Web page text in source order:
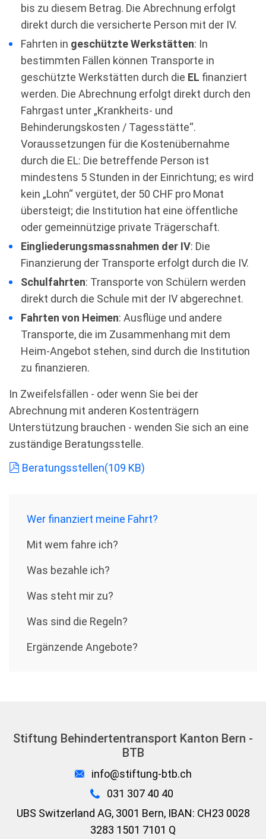
bis zu diesem Betrag. Die Abrechnung erfolgt
direkt durch die versicherte Person mit der IV.
Fahrten in geschützte Werkstätten: In
bestimmten Fällen können Transporte in
geschützte Werkstätten durch die EL finanziert
werden. Die Abrechnung erfolgt direkt durch den
Fahrgast unter „Krankheits- und
Behinderungskosten / Tagesstätte“.
Voraussetzungen für die Kostenübernahme
durch die EL: Die betreffende Person ist
mindestens 5 Stunden in der Einrichtung; es wird
kein „Lohn“ vergütet, der 50 CHF pro Monat
übersteigt; die Institution hat eine öffentliche
oder gemeinnützige private Trägerschaft.
Eingliederungsmassnahmen der IV: Die
Finanzierung der Transporte erfolgt durch die IV.
Schulfahrten: Transporte von Schülern werden
direkt durch die Schule mit der IV abgerechnet.
Fahrten von Heimen: Ausflüge und andere
Transporte, die im Zusammenhang mit dem
Heim-Angebot stehen, sind durch die Institution
zu finanzieren.
In Zweifelsfällen - oder wenn Sie bei der
Abrechnung mit anderen Kostenträgern
Unterstützung brauchen - wenden Sie sich an eine
zuständige Beratungsstelle.
pdf
Beratungsstellen(109 KB)
Wer ﬁnanziert meine Fahrt?
Mit wem fahre ich?
Was bezahle ich?
Was steht mir zu?
Was sind die Regeln?
Ergänzende Angebote?
Stiftung Behindertentransport Kanton Bern -
BTB
info@stiftung-btb.ch
031 307 40 40
UBS Switzerland AG, 3001 Bern, IBAN: CH23 0028
3283 1501 7101 Q